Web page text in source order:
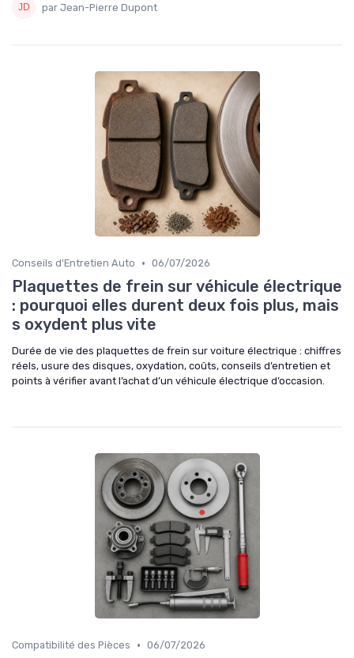
par Jean-Pierre Dupont
Conseils d'Entretien Auto • 06/07/2026
Plaquettes de frein sur véhicule électrique
: pourquoi elles durent deux fois plus, mais
s oxydent plus vite
Durée de vie des plaquettes de frein sur voiture électrique : chiffres
réels, usure des disques, oxydation, coûts, conseils d’entretien et
points à vérifier avant l’achat d’un véhicule électrique d’occasion.
Compatibilité des Pièces • 06/07/2026